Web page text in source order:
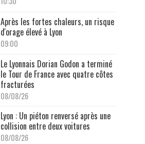
Après les fortes chaleurs, un risque
d'orage élevé à Lyon
09:00
Le Lyonnais Dorian Godon a terminé
le Tour de France avec quatre côtes
fracturées
08/08/26
Lyon : Un piéton renversé après une
collision entre deux voitures
08/08/26